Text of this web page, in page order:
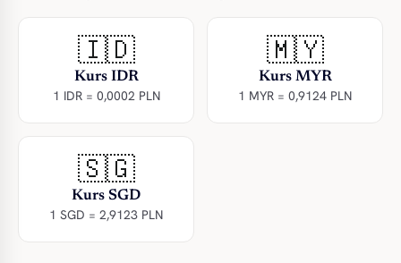
🇮🇩
Kurs IDR
1 IDR = 0,0002 PLN
🇲🇾
Kurs MYR
1 MYR = 0,9124 PLN
🇸🇬
Kurs SGD
1 SGD = 2,9123 PLN